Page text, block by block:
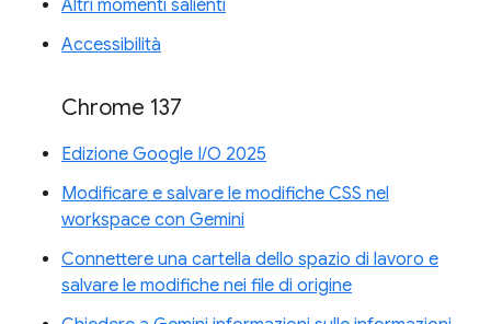
Altri momenti salienti
Accessibilità
Chrome 137
Edizione Google I/O 2025
Modificare e salvare le modifiche CSS nel
workspace con Gemini
Connettere una cartella dello spazio di lavoro e
salvare le modifiche nei file di origine